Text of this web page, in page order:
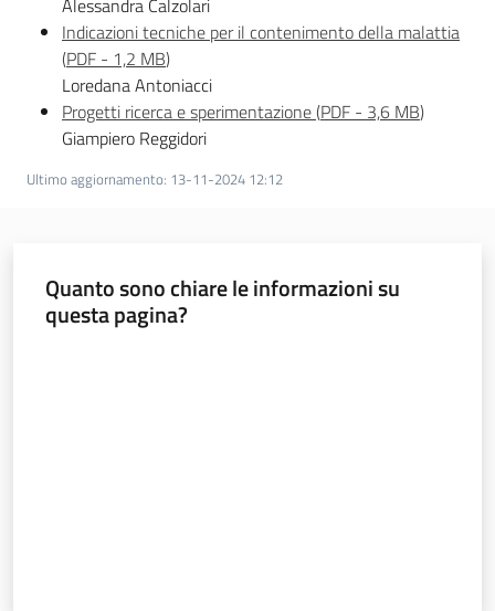
caccia e
pesca
Argomenti
Alessandra Calzolari
Indicazioni tecniche per il contenimento della malattia
(PDF - 1,2 MB)
Loredana Antoniacci
Progetti ricerca e sperimentazione(PDF - 3,6 MB)
Giampiero Reggidori
Ultimo aggiornamento: 13-11-2024 12:12
Quanto sono chiare le informazioni su
questa pagina?